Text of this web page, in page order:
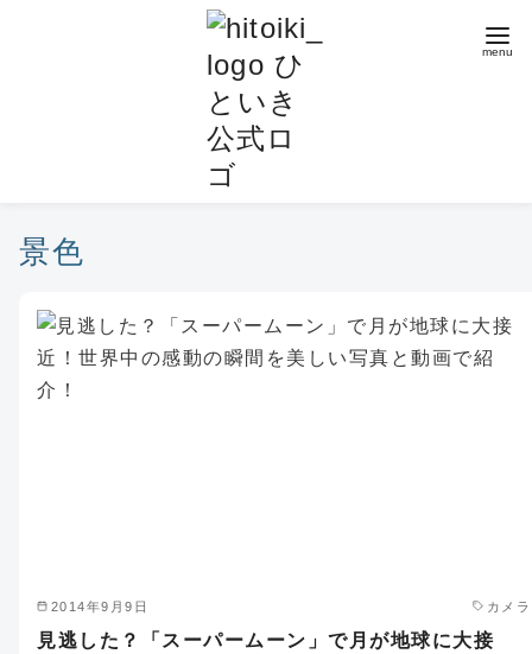
景色
2014年9月9日 カメラ
見逃した？「スーパームーン」で月が地球に大接